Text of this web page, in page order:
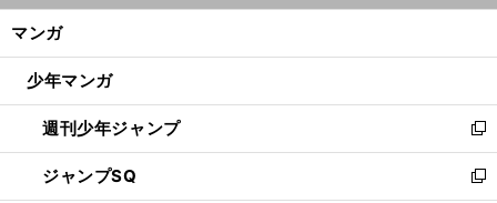
ン
ウ
開
く
マンガ
少年マンガ
週刊少年ジャンプ
新
し
い
ジャンプSQ
新